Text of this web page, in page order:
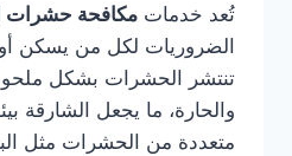
تُعد خدمات مكافحة حشرات
الضروريات لكل من يسكن أو
تنتشر الحشرات بشكل
والحارة، ما يجعل الشارقة
متعددة من الحشرات مثل